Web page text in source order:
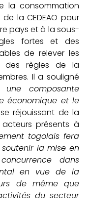
la consommation
la CEDEAO pour
pays et à la sous-
fortes et des
de relever les
règles de la
Il a souligné
composante
économique et le
réjouissant de la
présents à
togolais fera
la mise en
dans
en vue de la
de même que
du secteur